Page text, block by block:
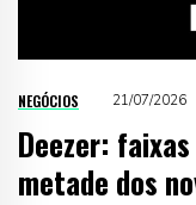
NEGÓCIOS 21/07/2026
Deezer:
metade dos